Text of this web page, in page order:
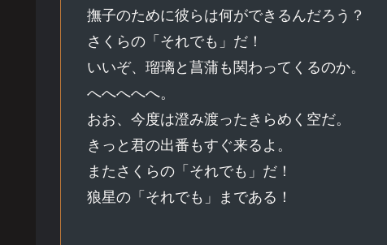
撫子のために彼らは何ができるんだろう？
さくらの「それでも」だ！
いいぞ、瑠璃と菖蒲も関わってくるのか。
へへへへへ。
おお、今度は澄み渡ったきらめく空だ。
きっと君の出番もすぐ来るよ。
またさくらの「それでも」だ！
狼星の「それでも」まである！